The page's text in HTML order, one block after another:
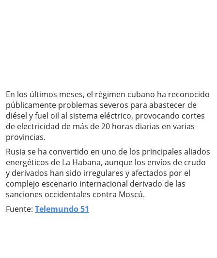
En los últimos meses, el régimen cubano ha reconocido
públicamente problemas severos para abastecer de
diésel y fuel oil al sistema eléctrico, provocando cortes
de electricidad de más de 20 horas diarias en varias
provincias.
Rusia se ha convertido en uno de los principales aliados
energéticos de La Habana, aunque los envíos de crudo
y derivados han sido irregulares y afectados por el
complejo escenario internacional derivado de las
sanciones occidentales contra Moscú.
Fuente: Telemundo 51